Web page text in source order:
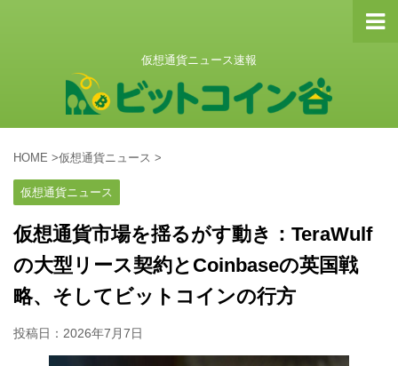
仮想通貨ニュース速報
HOME >仮想通貨ニュース >
仮想通貨ニュース
仮想通貨市場を揺るがす動き：TeraWulf
の大型リース契約とCoinbaseの英国戦
略、そしてビットコインの行方
投稿日： 2026年7月7日